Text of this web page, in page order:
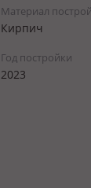
Материал
Кирпич
Год постройки
2023